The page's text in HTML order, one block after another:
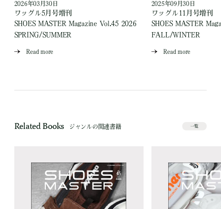
2026年03月30日
ワッグル5月号増刊
SHOES MASTER Magazine Vol.45 2026
SPRING/SUMMER
Read more
2025年09月30日
ワッグル11月号増刊
SHOES MASTER
FALL/WINTER
Read more
Related Books ジャンルの関連書籍 一覧